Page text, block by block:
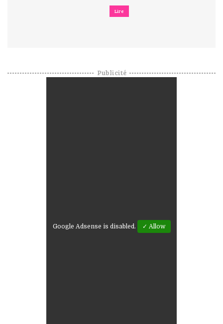
Lire
Publicité
Google Adsense is disabled. ✓ Allow